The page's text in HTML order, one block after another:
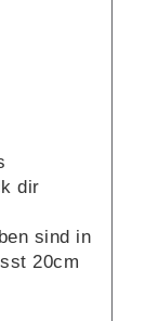
dir
sind in
20cm